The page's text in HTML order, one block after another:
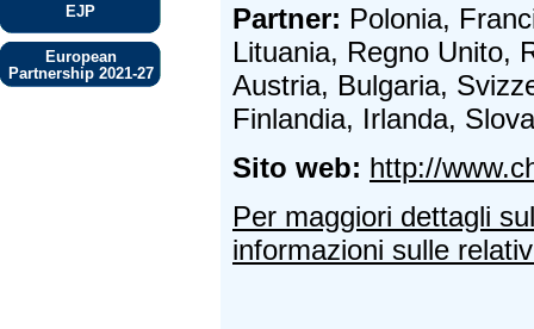
EJP
European
Partnership 2021-27
Partner: Polonia,
Lituania, Regno Unito,
Austria, Bulgaria,
Finlandia, Irlanda,
Sito web: http://
Per maggiori dettagli
informazioni sulle